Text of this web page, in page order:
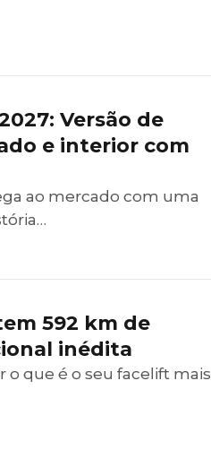
Versão de
e interior com
ao mercado com uma
592 km de
inédita
o que é o seu facelift mais